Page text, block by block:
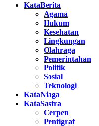
KataBerita
Agama
Hukum
Kesehatan
Lingkungan
Olahraga
Pemerintahan
Politik
Sosial
Teknologi
KataNiaga
KataSastra
Cerpen
Pentigraf